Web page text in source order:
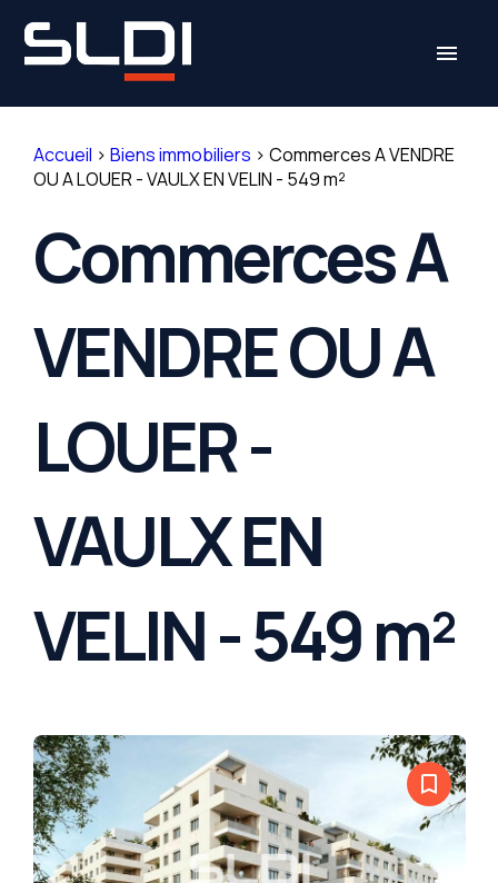
menu
Accueil > Biens immobiliers > Commerces A VENDRE
OU A LOUER - VAULX EN VELIN - 549 m²
Commerces A
VENDRE OU A
LOUER -
VAULX EN
VELIN - 549 m²
bookmark_border